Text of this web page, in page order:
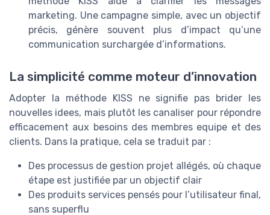
marketing. Une campagne simple, avec un objectif
précis, génère souvent plus d’impact qu’une
communication surchargée d’informations.
La simplicité comme moteur d’innovation
Adopter la méthode KISS ne signifie pas brider les
nouvelles idees, mais plutôt les canaliser pour répondre
efficacement aux besoins des membres equipe et des
clients. Dans la pratique, cela se traduit par :
Des processus de gestion projet allégés, où chaque
étape est justifiée par un objectif clair
Des produits services pensés pour l’utilisateur final,
sans superflu